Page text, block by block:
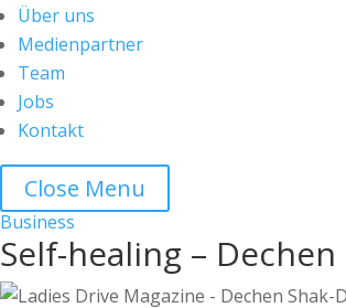
Über uns
Medienpartner
Team
Jobs
Kontakt
Close Menu
Business
Self-healing – Dechen